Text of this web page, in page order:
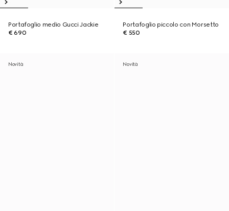
Portafoglio medio Gucci Jackie
€ 690
Portafoglio piccolo con Morsetto
€ 550
Novità Novità